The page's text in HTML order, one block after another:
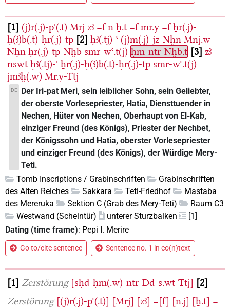
1 (j)r(.j)-pꜥ(.t) Mrj zꜣ =f n ẖ.t =f mr.y =f ẖr(.j)-
ḥ(ꜣ)b(.t)-ḥr(.j)-tp 2 ḥꜣ(.tj)-ꜥ (j)m(.j)-jz-Nḫn Mnj.w-
Nḫn ḥr(.j)-tp-Nḫb smr-wꜥ.t(j) ḥm-nṯr-Nḫb.t 3 zꜣ-
nswt ḥꜣ(.tj)-ꜥ ẖr(.j)-ḥ(ꜣ)b(.t)-ḥr(.j)-tp smr-wꜥ.t(j)
jmꜣḫ(.w) Mr.y-Ttj
DE
Der Iri-pat Meri, sein leiblicher Sohn, sein Geliebter,
der oberste Vorlesepriester, Hatia, Diensttuender in
Nechen, Hüter von Nechen, Oberhaupt von El-Kab,
einziger Freund (des Königs), Priester der Nechbet,
der Königssohn und Hatia, oberster Vorlesepriester
und einziger Freund (des Königs), der Würdige Mery-
Teti.
Tomb Inscriptions / Grabinschriften
Grabinschriften
des Alten Reiches
Sakkara Teti-Friedhof
Mastaba
des Mereruka
Sektion C (Grab des Mery-Teti)
Raum C3
Westwand (Scheintür)
unterer Sturzbalken
[1]
Dating (time frame): Pepi I. Merire
Go to/cite sentence Sentence no. 1 in co(n)text
1 Zerstörung [sḥḏ-ḥm(.w)-nṯr-Ḏd-s.wt-Ttj]
2
Zerstörung [(j)r(.j)-pꜥ(.t)] [Mrj] [zꜣ] =[f] [n.j] [ẖ.t] =